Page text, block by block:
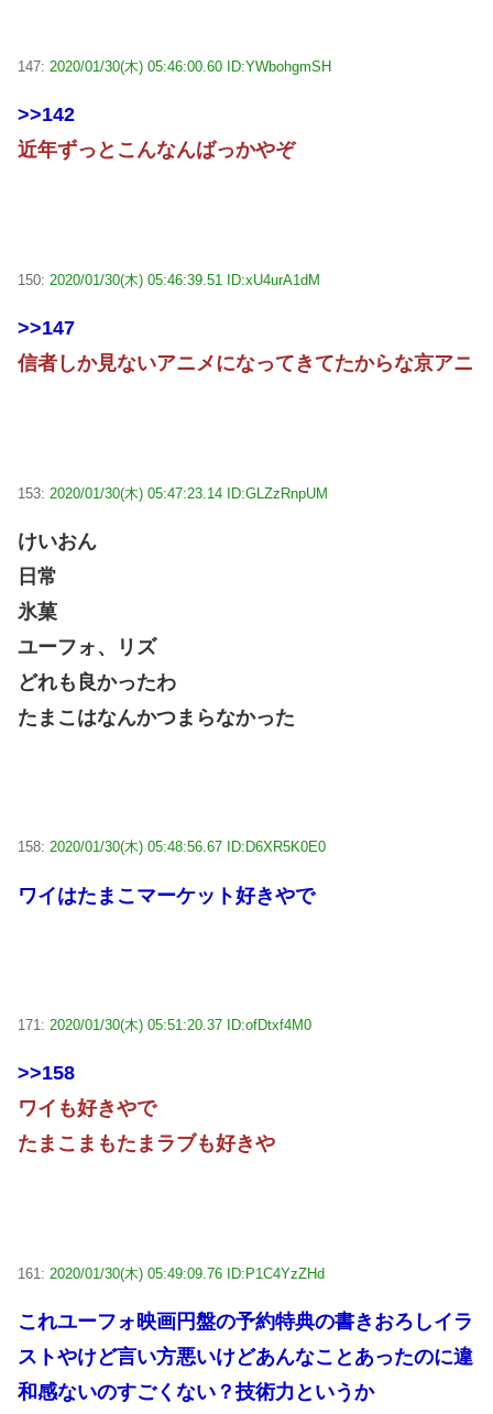
147: 2020/01/30(木) 05:46:00.60 ID:YWbohgmSH
>>142
近年ずっとこんなんばっかやぞ
150: 2020/01/30(木) 05:46:39.51 ID:xU4urA1dM
>>147
信者しか見ないアニメになってきてたからな京アニ
153: 2020/01/30(木) 05:47:23.14 ID:GLZzRnpUM
けいおん
日常
氷菓
ユーフォ、リズ
どれも良かったわ
たまこはなんかつまらなかった
158: 2020/01/30(木) 05:48:56.67 ID:D6XR5K0E0
ワイはたまこマーケット好きやで
171: 2020/01/30(木) 05:51:20.37 ID:ofDtxf4M0
>>158
ワイも好きやで
たまこまもたまラブも好きや
161: 2020/01/30(木) 05:49:09.76 ID:P1C4YzZHd
これユーフォ映画円盤の予約特典の書きおろしイラ
ストやけど言い方悪いけどあんなことあったのに違
和感ないのすごくない？技術力というか